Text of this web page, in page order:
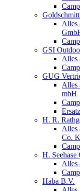
Alles
GSI
Alles
GUG
Alles
mbH
H. R.
Alles
Co.
H.
Alles
Haba B.V.